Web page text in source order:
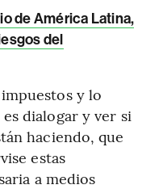
de América Latina,
del
y lo
dialogar y ver si
haciendo, que
estas
a medios